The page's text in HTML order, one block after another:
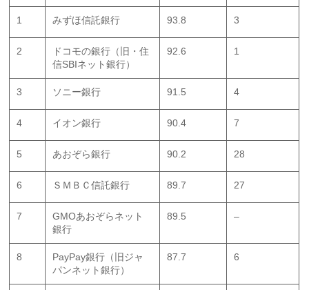
1 みずほ信託銀行 93.8 3
2
ドコモの銀行（旧・住
信SBIネット銀行）
92.6 1
3 ソニー銀行 91.5 4
4 イオン銀行 90.4 7
5 あおぞら銀行 90.2 28
6 ＳＭＢＣ信託銀行 89.7 27
7
GMOあおぞらネット
銀行
89.5 –
8
PayPay銀行（旧ジャ
パンネット銀行）
87.7 6